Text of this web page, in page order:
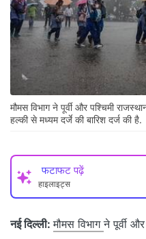
मौमस विभाग ने पूर्वी और पश्चिमी
हल्की से मध्यम दर्जे की बारिश दर्ज की है.
फटाफट पढ़ें
हाइलाइट्स
नई दिल्ली: मौमस विभागने पूर्वी